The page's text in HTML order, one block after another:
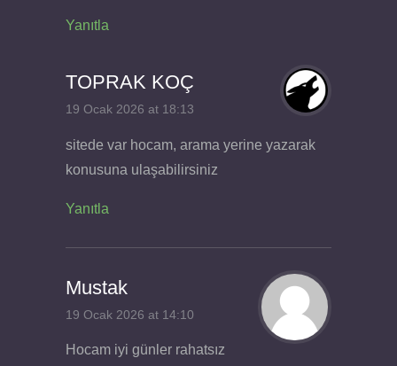
Yanıtla
TOPRAK KOÇ
19 Ocak 2026 at 18:13
sitede var hocam, arama yerine yazarak
konusuna ulaşabilirsiniz
Yanıtla
Mustak
19 Ocak 2026 at 14:10
Hocam iyi günler rahatsız